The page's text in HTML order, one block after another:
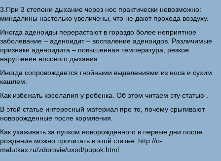
3.При 3 степени дыхание через нос практически невозможно:
миндалины настолько увеличены, что не дают прохода воздуху.
Иногда аденоиды перерастают в гораздо более неприятное
заболевание – аденоидит – воспаление аденоидов. Различимые
признаки аденоидита – повышенная температура, резкое
нарушение носового дыхания.
Иногда сопровождается гнойными выделениями из носа и сухим
кашлем.
Как избежать косолапия у ребенка. Об этом читаем эту статью .
В этой статье интересный материал про то, почему срыгивают
новорожденные после кормления.
Как ухаживать за пупком новорожденного в первые дни после
рождения можно прочитать в этой статье: http://o-
malutkax.ru/zdorovie/uxod/pupok.html